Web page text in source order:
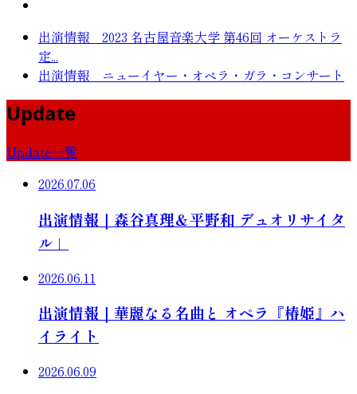
出演情報 2023 名古屋音楽大学 第46回 オーケストラ
定...
出演情報 ニューイヤー・オペラ・ガラ・コンサート
Update
Update一覧
2026.07.06
出演情報｜森谷真理＆平野和 デュオリサイタ
ル」
2026.06.11
出演情報｜華麗なる名曲と オペラ『椿姫』ハ
イライト
2026.06.09